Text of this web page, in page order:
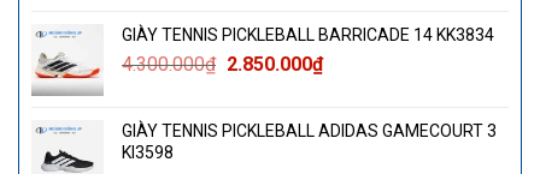
GIÀY TENNIS PICKLEBALL BARRICADE 14 KK3834
4.300.000₫ Giá
4.300.000₫.
2.850.000₫Giá
là:
GIÀY TENNIS PICKLEBALL ADIDAS GAMECOURT 3
KI3598